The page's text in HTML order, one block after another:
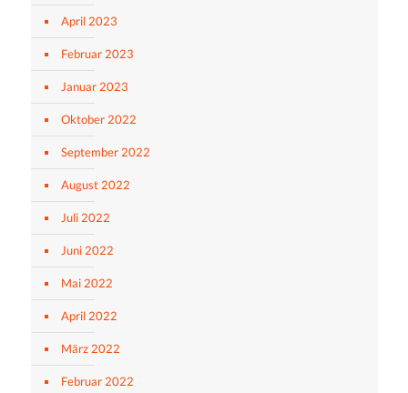
April 2023
Februar 2023
Januar 2023
Oktober 2022
September 2022
August 2022
Juli 2022
Juni 2022
Mai 2022
April 2022
März 2022
Februar 2022